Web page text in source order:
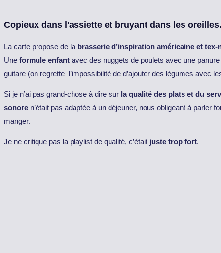
Copieux dans l'assiette et bruyant dans les oreilles.
La carte propose de la brasserie d’inspiration américaine et tex-
Une formule enfant avec des nuggets de poulets avec une
guitare (on regrette l’impossibilité de d’ajouter des légumes avec
Si je n’ai pas grand-chose à dire sur la qualité des plats et du
sonore n’était pas adaptée à un déjeuner, nous obligeant à parler
manger.
Je ne critique pas la playlist de qualité, c’était juste trop fort.